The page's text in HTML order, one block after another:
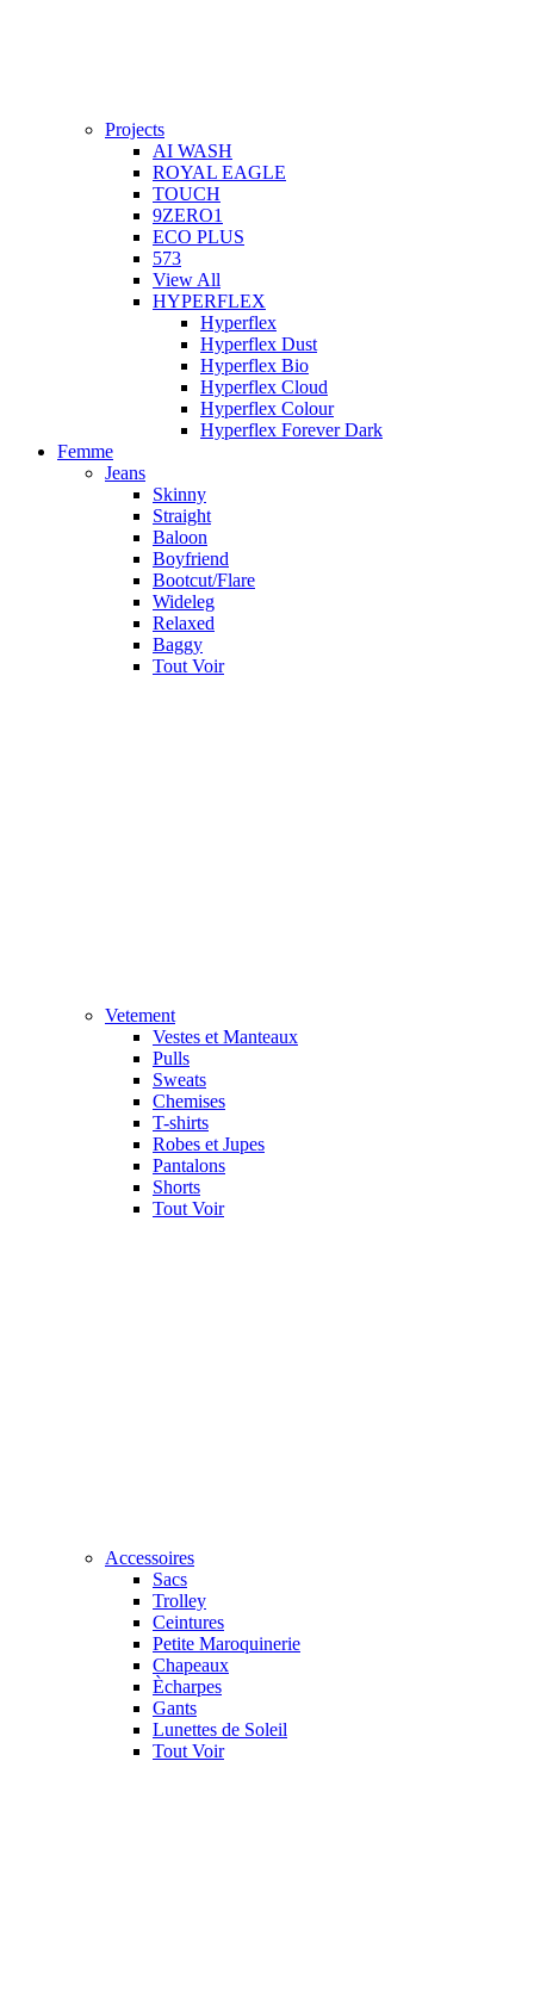
Projects
AI WASH
ROYAL EAGLE
TOUCH
9ZERO1
ECO PLUS
573
View All
HYPERFLEX
Hyperflex
Hyperflex Dust
Hyperflex Bio
Hyperflex Cloud
Hyperflex Colour
Hyperflex Forever Dark
Femme
Jeans
Skinny
Straight
Baloon
Boyfriend
Bootcut/Flare
Wideleg
Relaxed
Baggy
Tout Voir
Vetement
Vestes et Manteaux
Pulls
Sweats
Chemises
T-shirts
Robes et Jupes
Pantalons
Shorts
Tout Voir
Accessoires
Sacs
Trolley
Ceintures
Petite Maroquinerie
Chapeaux
Ècharpes
Gants
Lunettes de Soleil
Tout Voir